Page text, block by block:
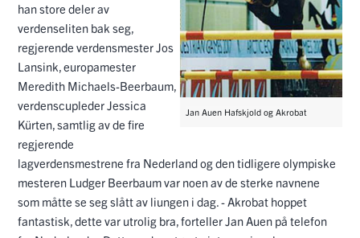
Jan Auen Hafskjold og Akrobat
han store deler av
verdenseliten bak seg,
regjerende verdensmester Jos
Lansink, europamester
Meredith Michaels-Beerbaum,
verdenscupleder Jessica
Kürten, samtlig av de fire
regjerende
lagverdensmestrene fra Nederland og den tidligere olympiske
mesteren Ludger Beerbaum var noen av de sterke navnene
som måtte se seg slått av liungen i dag. - Akrobat hoppet
fantastisk, dette var utrolig bra, forteller Jan Auen på telefon